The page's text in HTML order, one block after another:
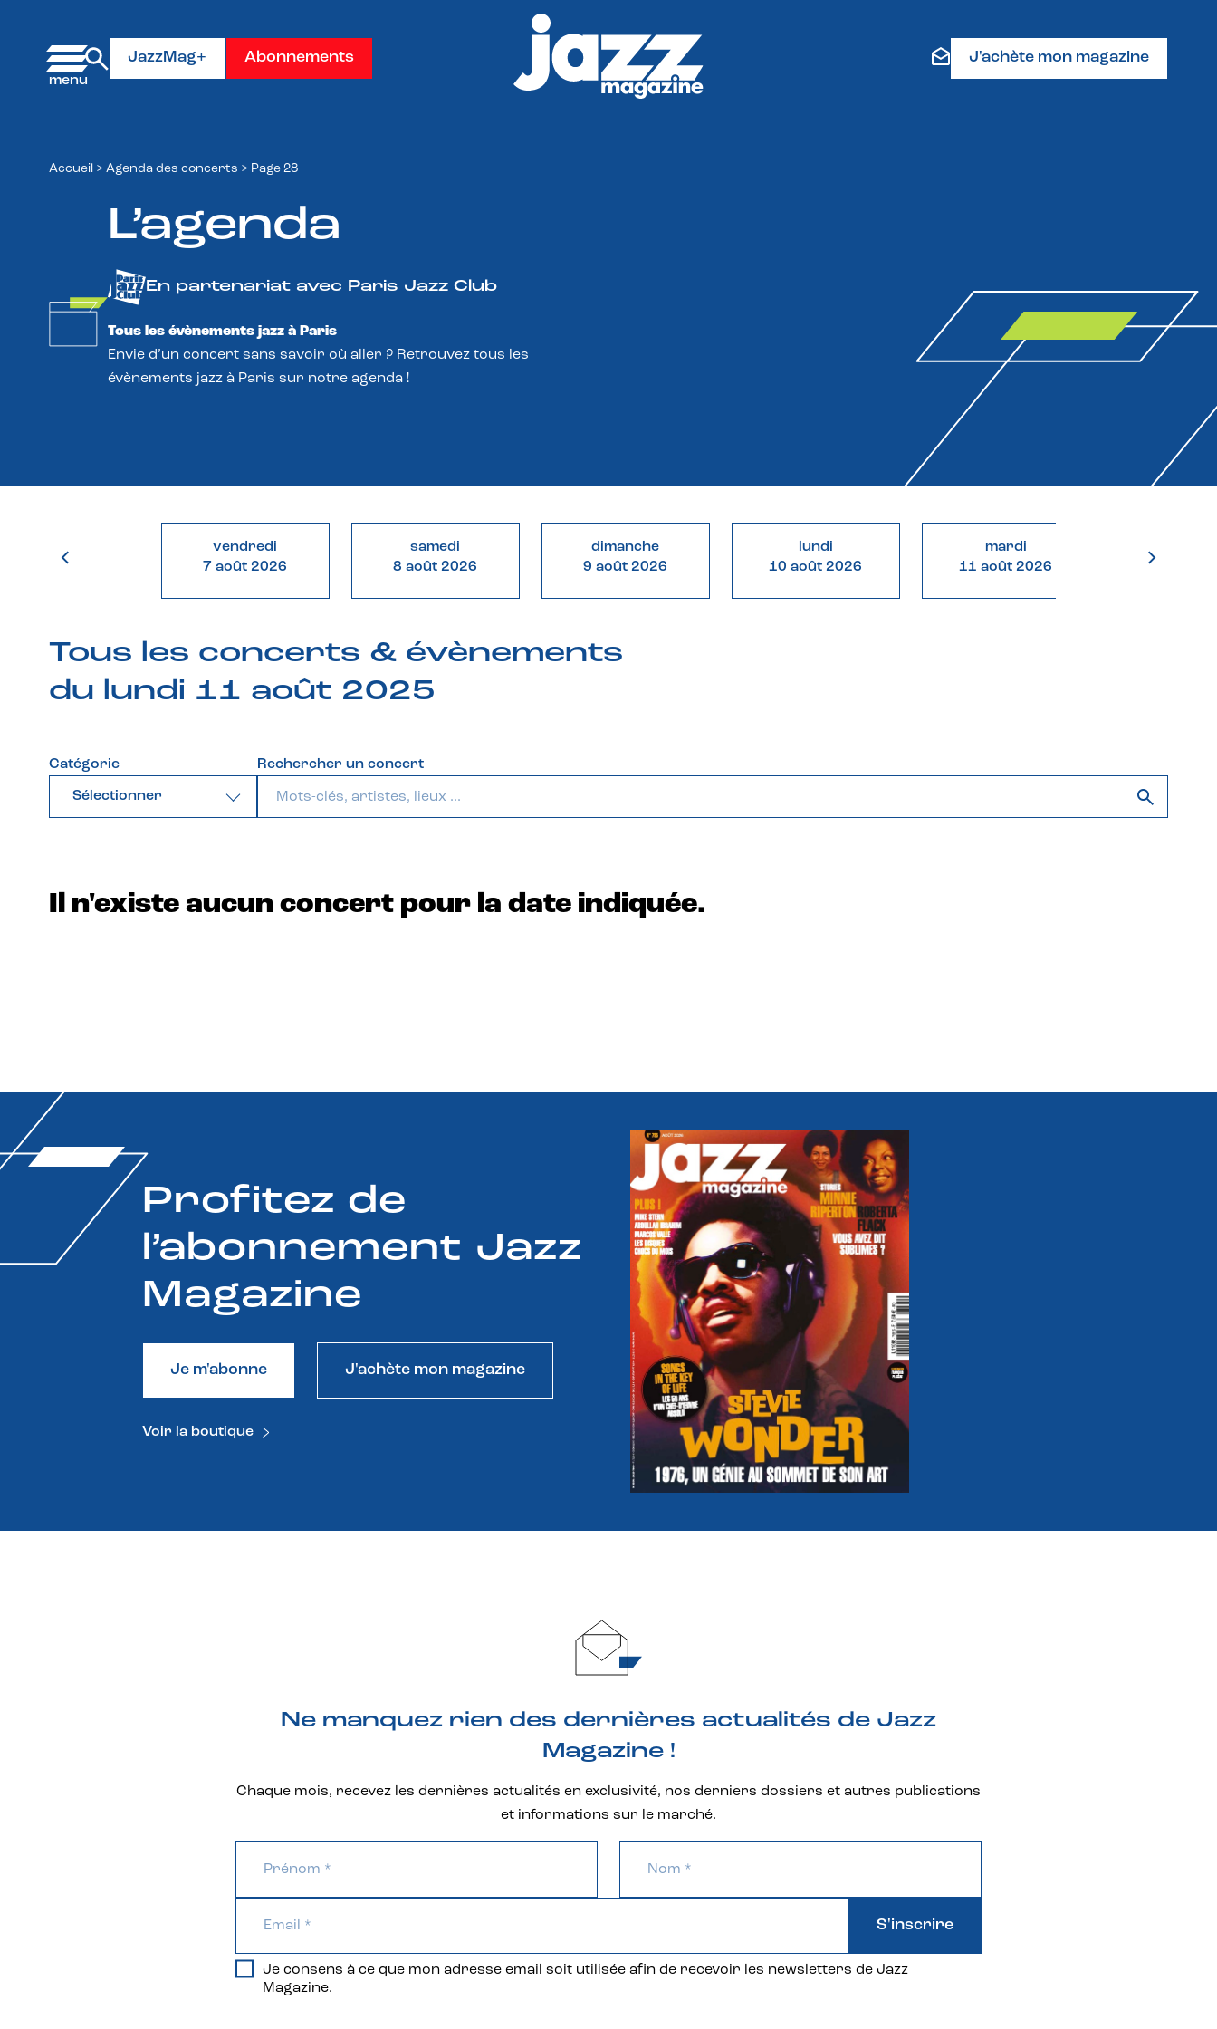
JazzMag+ Abonnements J'achète mon magazine
Accueil > Agenda des concerts > Page 28
L’agenda
En partenariat avec Paris Jazz Club
Tous les évènements jazz à Paris
Envie d’un concert sans savoir où aller ? Retrouvez tous les
évènements jazz à Paris sur notre agenda !
vendredi
7 août 2026
samedi
8 août 2026
dimanche
9 août 2026
lundi
10 août 2026
mardi
11 août 2026
12 août
Tous les concerts & évènements
du lundi 11 août 2025
Catégorie
Sélectionner
Rechercher un concert
Il n'existe aucun concert pour la date indiquée.
Profitez de
l’abonnement Jazz
Magazine
Je m'abonne J'achète mon magazine
Voir la boutique
Ne manquez rien des dernières actualités de Jazz
Magazine !
Chaque mois, recevez les dernières actualités en exclusivité, nos derniers dossiers et autres publications
et informations sur le marché.
Je consens à ce que mon adresse email soit utilisée afin de recevoir les newsletters de Jazz
Magazine.
S'inscrire